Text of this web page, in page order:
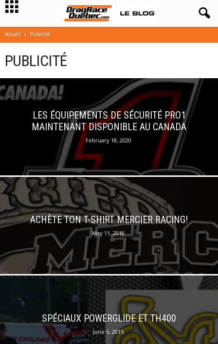
Accueil Publicité
PUBLICITÉ
LES ÉQUIPEMENTS DE SÉCURITÉ PRO1
MAINTENANT DISPONIBLE AU CANADA
February 18, 2020
ACHÈTE TON T-SHIRT MERCIER RACING!
May 11, 2018
SPÉCIAUX POWERGLIDE ET TH400
June 5, 2015